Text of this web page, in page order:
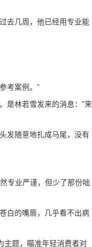
去几周，他已经用专业能
考案例。"
是林若雪发来的消息："来
发随意地扎成马尾，没有
专业严谨，但少了那份咄
白的嘴唇，几乎看不出病
主题，瞄准年轻消费者对